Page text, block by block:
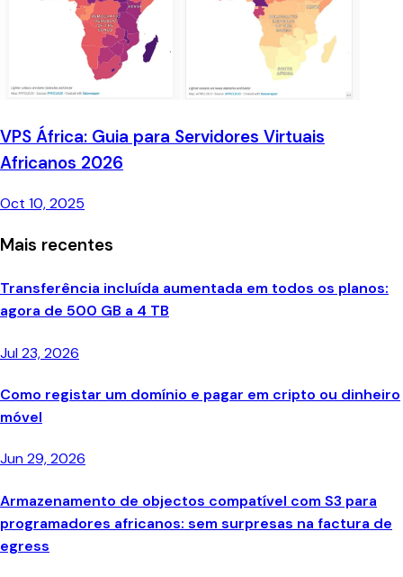
VPS África: Guia para Servidores Virtuais
Africanos 2026
Oct 10, 2025
Mais recentes
Transferência incluída aumentada em todos os planos:
agora de 500 GB a 4 TB
Jul 23, 2026
Como registar um domínio e pagar em cripto ou dinheiro
móvel
Jun 29, 2026
Armazenamento de objectos compatível com S3 para
programadores africanos: sem surpresas na factura de
egress